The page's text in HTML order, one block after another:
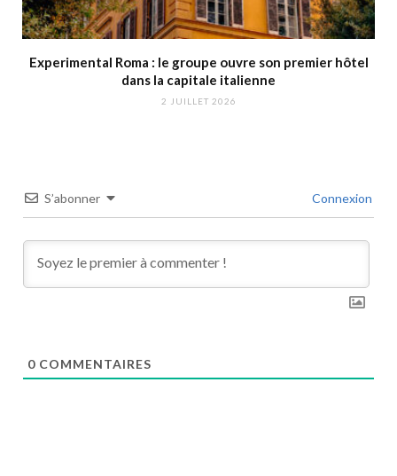
Experimental Roma : le groupe ouvre son premier hôtel
dans la capitale italienne
2 JUILLET 2026
S’abonner Connexion
0 COMMENTAIRES